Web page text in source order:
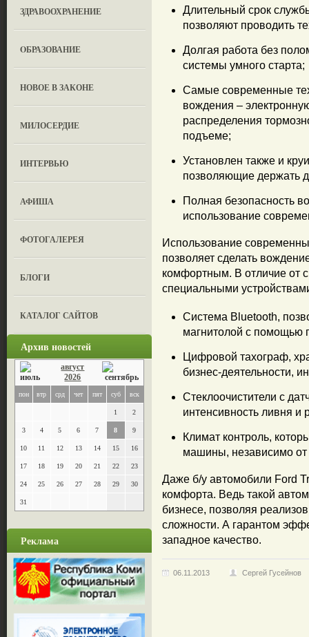
ЗДРАВООХРАНЕНИЕ
OБРАЗОВАНИЕ
НОВОЕ В ЗАКОНЕ
МИЛОСЕРДИЕ
ИНТЕРВЬЮ
АФИША
ФОТОГАЛЕРЕЯ
БЛОГИ
КАТАЛОГ САЙТОВ
Архив новостей
август
2026
пон втр срд чет пят суб вск
1 2
3 4 5 6 7 8 9
10 11 12 13 14 15 16
17 18 19 20 21 22 23
24 25 26 27 28 29 30
31
Реклама
Длительный срок
позволяют проводить
Долгая работа без
системы умного старта;
Самые современные
вождения –
распределения
подъеме;
Установлен также и
позволяющие держать
Полная безопасность
использование
Использование
позволяет сделать
комфортным. В отличие от
специальными
Система Bluetooth,
магнитолой с помощью
Цифровой тахограф,
бизнес-деятельности,
Стеклоочистители с
интенсивность ливня и
Климат контроль,
машины, независимо от
Даже б/у автомобили Ford
комфорта. Ведь такой
бизнесе, позволяя
сложности. А гарантом
западное качество.
06.11.2013 Сергей Гусейнов